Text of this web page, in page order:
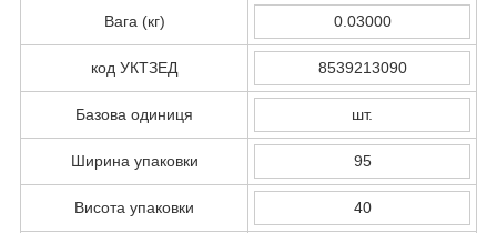
Вага (кг) 0.03000
код УКТЗЕД 8539213090
Базова одиниця шт.
Ширина упаковки 95
Висота упаковки 40